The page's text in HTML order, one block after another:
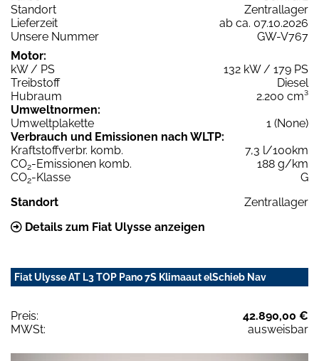
Standort
Zentrallager
Lieferzeit
ab ca. 07.10.2026
Unsere Nummer
GW-V767
Motor:
kW / PS
132 kW / 179 PS
Treibstoff
Diesel
Hubraum
2.200 cm³
Umweltnormen:
Umweltplakette
1 (None)
Verbrauch und Emissionen nach WLTP:
Kraftstoffverbr. komb.
7,3 l/100km
CO2-Emissionen komb.
188 g/km
CO2-Klasse
G
Standort
Zentrallager
Details zum Fiat Ulysse anzeigen
Fiat Ulysse AT L3 TOP Pano 7S Klimaaut elSchieb Nav
Preis:
42.890,00 €
MWSt:
ausweisbar